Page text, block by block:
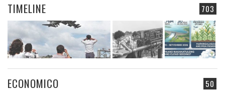
703
TIMELINE
50
ECONOMICO